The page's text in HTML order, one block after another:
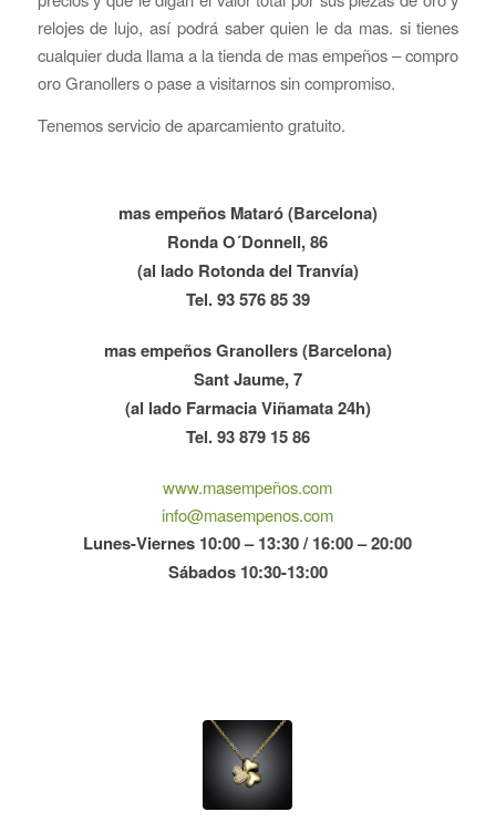
relojes de lujo, así podrá saber quien le da mas. si tienes
cualquier duda llama a la tienda de mas empeños – compro
oro Granollers o pase a visitarnos sin compromiso.
Tenemos servicio de aparcamiento gratuito.
mas empeños Mataró (Barcelona)
Ronda O´Donnell, 86
(al lado Rotonda del Tranvía)
Tel. 93 576 85 39
mas empeños Granollers (Barcelona)
Sant Jaume, 7
(al lado Farmacia Viñamata 24h)
Tel. 93 879 15 86
www.masempeños.com
info@masempenos.com
Lunes-Viernes 10:00 – 13:30 / 16:00 – 20:00
Sábados 10:30-13:00